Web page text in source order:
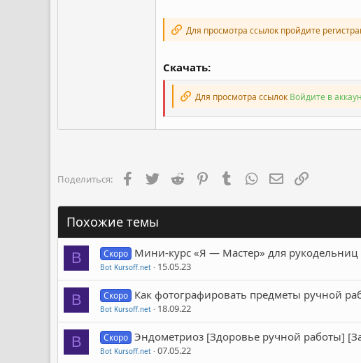
Для просмотра ссылок пройдите
Скачать:
Для просмотра ссылок Войдите в
Поделиться: FacebookTwitter Reddit PinterestTumblr WhatsAppЭлектронная
Похожие темы
B Скоро Мини-курс «Я — Мастер» для
Bot Kursoff.net 15.05.23
B Скоро Как фотографировать предметы ручной
Bot Kursoff.net 18.09.22
B Скоро Эндометриоз [Здоровье ручной работы]
Bot Kursoff.net 07.05.22